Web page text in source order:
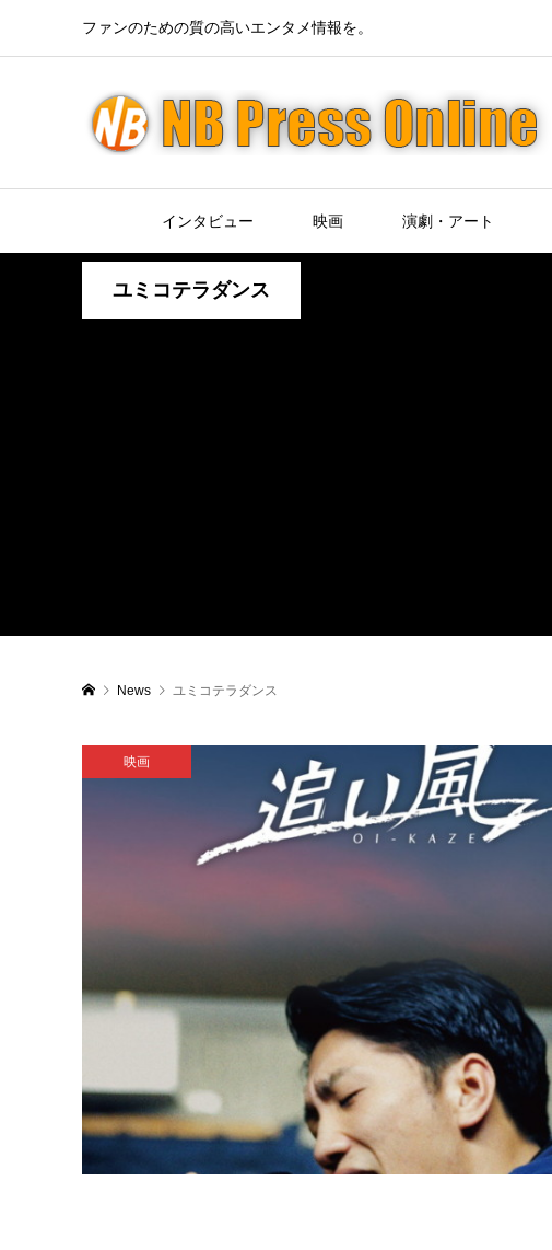
ファンのための質の高いエンタメ情報を。
インタビュー 映画 演劇・アート
ユミコテラダンス
News ユミコテラダンス
映画